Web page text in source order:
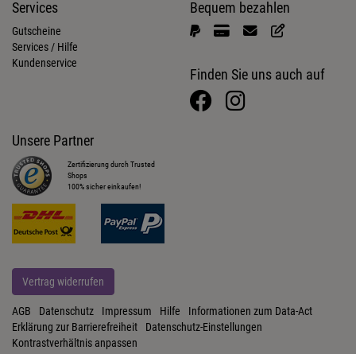
Services
Gutscheine
Services / Hilfe
Kundenservice
Bequem bezahlen
Finden Sie uns auch auf
Unsere Partner
Zertifizierung durch Trusted
Shops
100% sicher einkaufen!
Vertrag widerrufen
AGB Datenschutz Impressum Hilfe
Informationen zum Data-Act
Erklärung zur Barrierefreiheit
Datenschutz-Einstellungen
Kontrastverhältnis anpassen